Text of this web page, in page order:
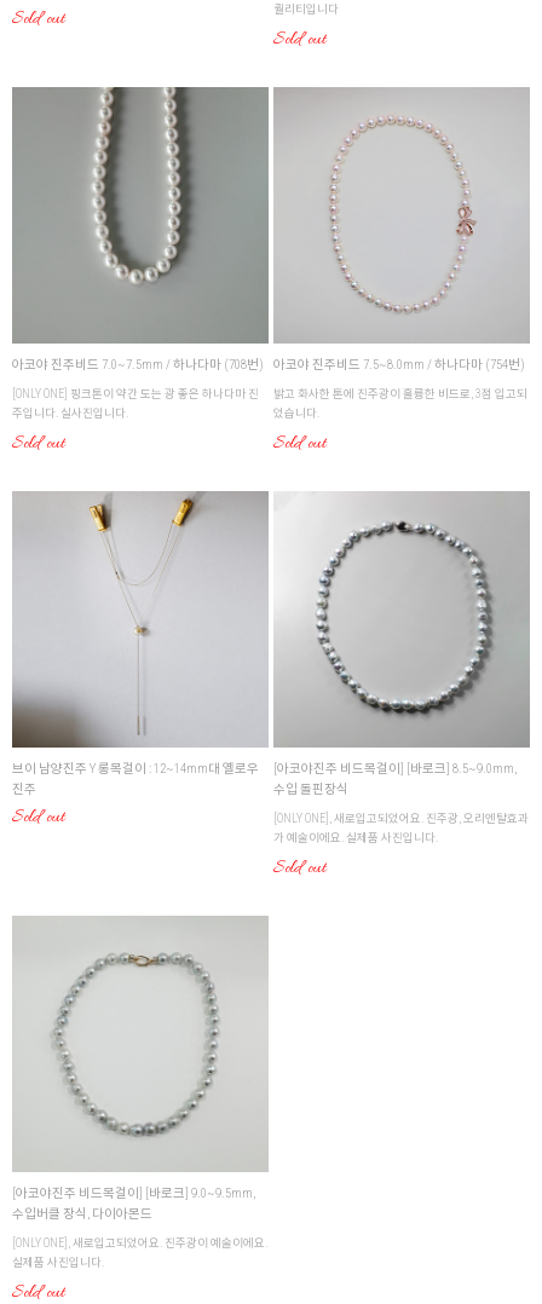
Sold out
퀄리티입니다
Sold out
아코야 진주비드 7.0~7.5mm / 하나다마 (708번)
[ONLY ONE] 핑크톤이 약간 도는 광 좋은 하나다마 진
주입니다. 실사진입니다.
Sold out
아코야 진주비드 7.5~8.0mm / 하나다마 (754번)
밝고 화사한 톤에 진주광이 훌륭한 비드로, 3점 입고되
었습니다.
Sold out
브이 남양진주 Y 롱목걸이 : 12~14mm대 옐로우
진주
Sold out
[아코야진주 비드목걸이] [바로크] 8.5~9.0mm,
수입 돌핀장식
[ONLY ONE], 새로입고되었어요. 진주광, 오리엔탈효과
가 예술이에요. 실제품 사진입니다.
Sold out
[아코야진주 비드목걸이] [바로크] 9.0~9.5mm,
수입버클 장식, 다이아몬드
[ONLY ONE], 새로입고되었어요. 진주광이 예술이에요.
실제품 사진입니다.
Sold out